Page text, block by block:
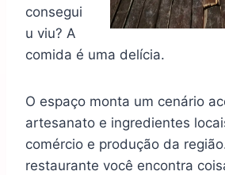
consegui
u viu? A
comida é uma delícia.
O espaço monta um cenário
artesanato e ingredientes
comércio e produção da
restaurante você encontra